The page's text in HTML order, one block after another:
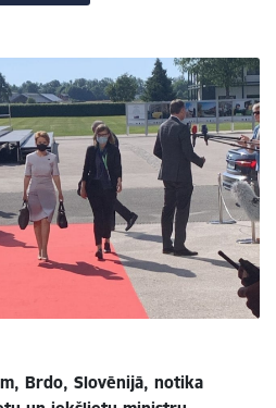
Brdo, Slovēnijā, notika